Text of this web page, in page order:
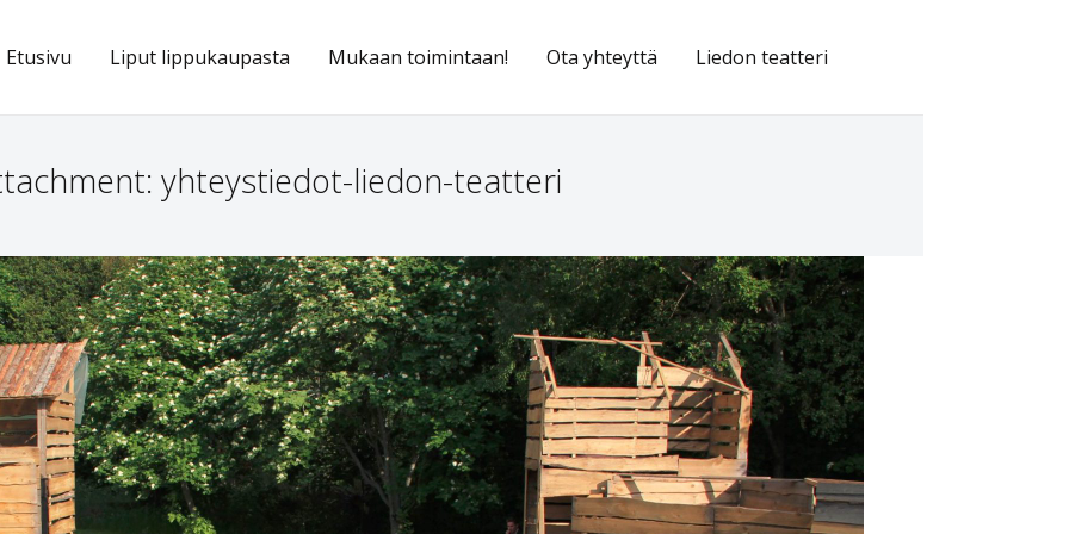
Etusivu Liput lippukaupasta Mukaan toimintaan! Ota yhteyttä Liedon teatteri
yhteystiedot-liedon-teatteri